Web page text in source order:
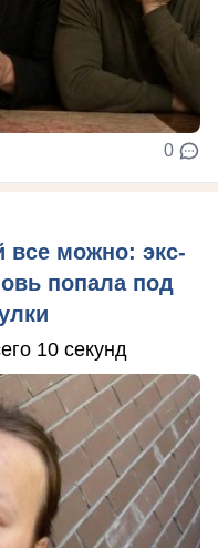
0
все можно: экс-
попала под
10 секунд